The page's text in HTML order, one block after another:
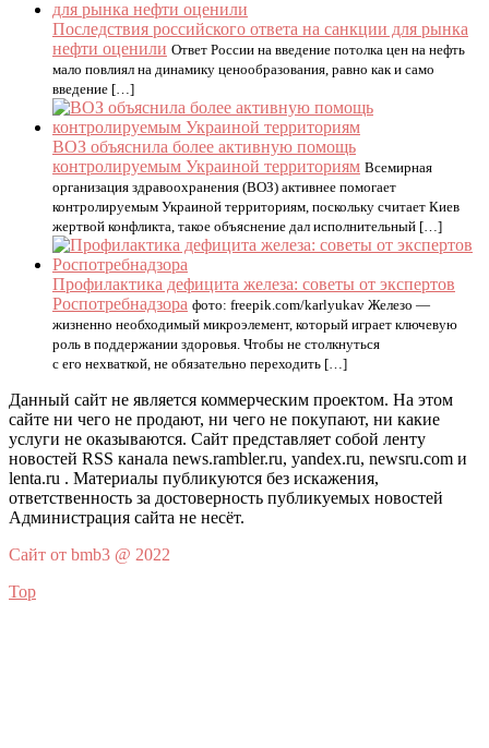
Последствия российского ответа на санкции для рынка
нефти оценили Ответ России на введение потолка цен на нефть
мало повлиял на динамику ценообразования, равно как и само
введение […]
ВОЗ объяснила более активную помощь
контролируемым Украиной территориям Всемирная
организация здравоохранения (ВОЗ) активнее помогает
контролируемым Украиной территориям, поскольку считает Киев
жертвой конфликта, такое объяснение дал исполнительный […]
Профилактика дефицита железа: советы от экспертов
Роспотребнадзора фото: freepik.com/karlyukav Железо —
жизненно необходимый микроэлемент, который играет ключевую
роль в поддержании здоровья. Чтобы не столкнуться
с его нехваткой, не обязательно переходить […]
Данный сайт не является коммерческим проектом. На этом
сайте ни чего не продают, ни чего не покупают, ни какие
услуги не оказываются. Сайт представляет собой ленту
новостей RSS канала news.rambler.ru, yandex.ru, newsru.com и
lenta.ru . Материалы публикуются без искажения,
ответственность за достоверность публикуемых новостей
Администрация сайта не несёт.
Сайт от bmb3 @ 2022
Top